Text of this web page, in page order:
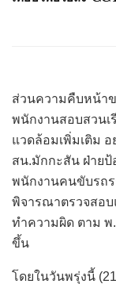
ส่วนความคืบหน้า
พนักงานสอบสวนเ
แวดล้อมเพิ่มเติม
สน.มักกะสัน ฝ่าย
พนักงานคนขับรถร
พิจารณาตรวจสอบ
ทำความผิด ตาม พ
ขึ้น
โดยในวันพรุ่งนี้